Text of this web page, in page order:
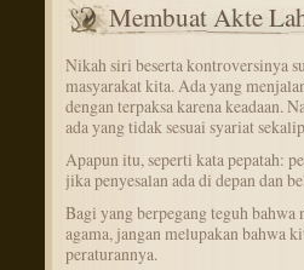
Membuat Akte
Nikah siri beserta kontroversinya
masyarakat kita. Ada yang
dengan terpaksa karena keadaan.
ada yang tidak sesuai syariat
Apapun itu, seperti kata pepatah:
jika penyesalan ada di depan dan
Bagi yang berpegang teguh
agama, jangan melupakan bahwa
peraturannya.